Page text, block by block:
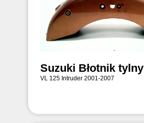
Suzuki Błotnik tylny
VL 125 Intruder 2001-2007